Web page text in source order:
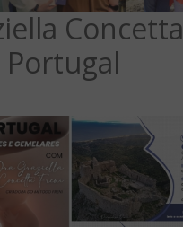
Concetta